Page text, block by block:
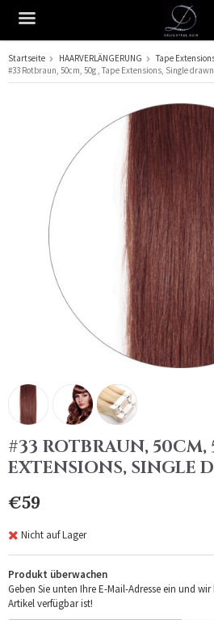
Das Produkt wurde in Ihren
Startseite HAARVERLÄNGERUNG Tape
#33 Rotbraun, 50cm, 50g , Tape Extensions, Single drawn
#33 ROTBRAUN, 50CM,
EXTENSIONS, SINGLE
€59
Nicht auf Lager
Produkt überwachen
Geben Sie unten Ihre E-Mail-Adresse ein und
Artikel verfügbar ist!